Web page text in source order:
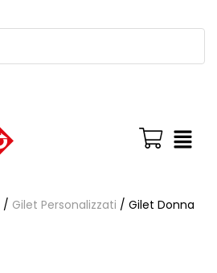
/ Gilet Personalizzati / Gilet Donna